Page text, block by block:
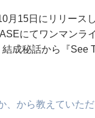
月15日にリリース
にてワンマンラ
成秘話から『
、から教えていた